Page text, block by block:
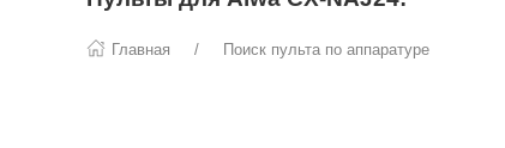
Главная Поиск пульта по аппаратуре